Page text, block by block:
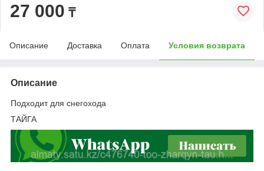
27 000 ₸
Описание Доставка Оплата Условия возврата
Описание
Подходит для снегохода
ТАЙГА